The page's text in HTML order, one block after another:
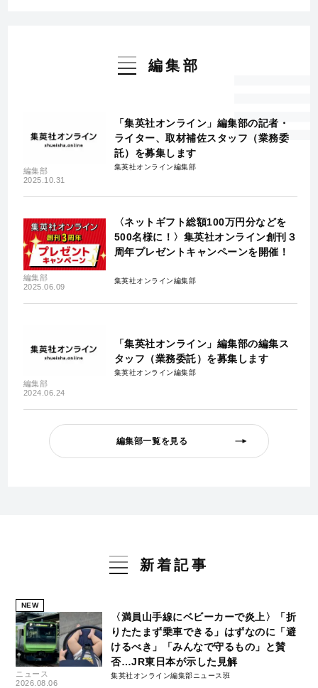
編集部
編集部
2025.10.31
「集英社オンライン」編集部の記者・
ライター、取材補佐スタッフ（業務委
託）を募集します
集英社オンライン編集部
編集部
2025.06.09
〈ネットギフト総額100万円分などを
500名様に！〉集英社オンライン創刊３
周年プレゼントキャンペーンを開催！
集英社オンライン編集部
編集部
2024.06.24
「集英社オンライン」編集部の編集ス
タッフ（業務委託）を募集します
集英社オンライン編集部
編集部一覧を見る
新着記事
NEW
ニュース
2026.08.06
〈満員山手線にベビーカーで炎上〉「折
りたたまず乗車できる」はずなのに「避
けるべき」「みんなで守るもの」と賛
否…JR東日本が示した見解
集英社オンライン編集部ニュース班